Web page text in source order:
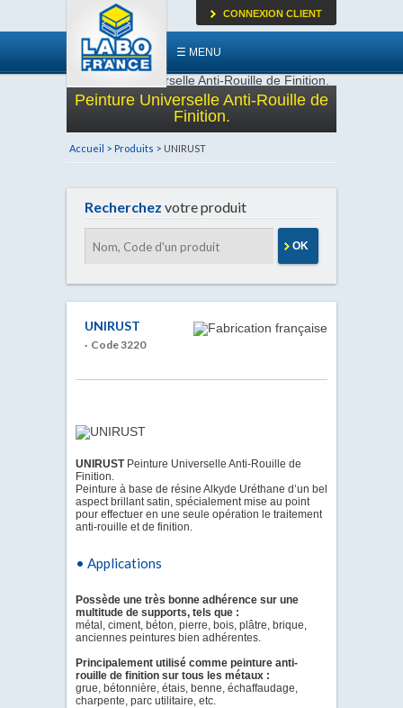
☰ MENU
CONNEXION CLIENT
Peinture Universelle Anti-Rouille de
Finition.
Accueil > Produits > UNIRUST
Recherchez votre produit
OK
UNIRUST
· Code 3220
UNIRUSTPeinture Universelle Anti-Rouille de
Finition.
Peinture à base de résine Alkyde Uréthane d’un bel
aspect brillant satin, spécialement mise au point
pour effectuer en une seule opération le traitement
anti-rouille et de finition.
• Applications
Possède une très bonne adhérence sur une
multitude de supports, tels que :
métal, ciment, béton, pierre, bois, plâtre, brique,
anciennes peintures bien adhérentes.
Principalement utilisé comme peinture anti-
rouille de finition sur tous les métaux :
grue, bétonnière, étais, benne, échaffaudage,
charpente, parc utilitaire, etc.